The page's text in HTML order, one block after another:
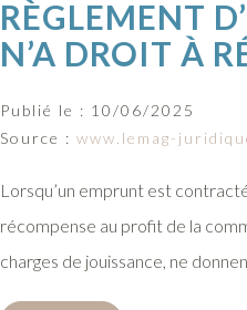
RÈGLEMENT
N’A DROIT À
Publié le : 10/06/2025
Source : www.lemag-
Lorsqu’un emprunt est
récompense au profit de la
charges de jouissance, ne